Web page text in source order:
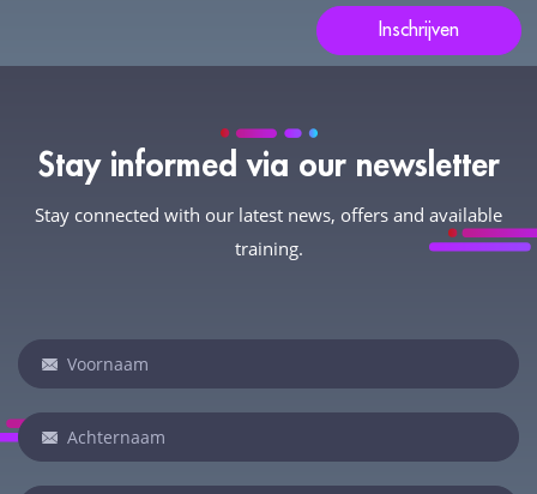
Inschrijven
Stay informed via our newsletter
Stay connected with our latest news, offers and available
training.
Newsletter
Indien
je
een
mens